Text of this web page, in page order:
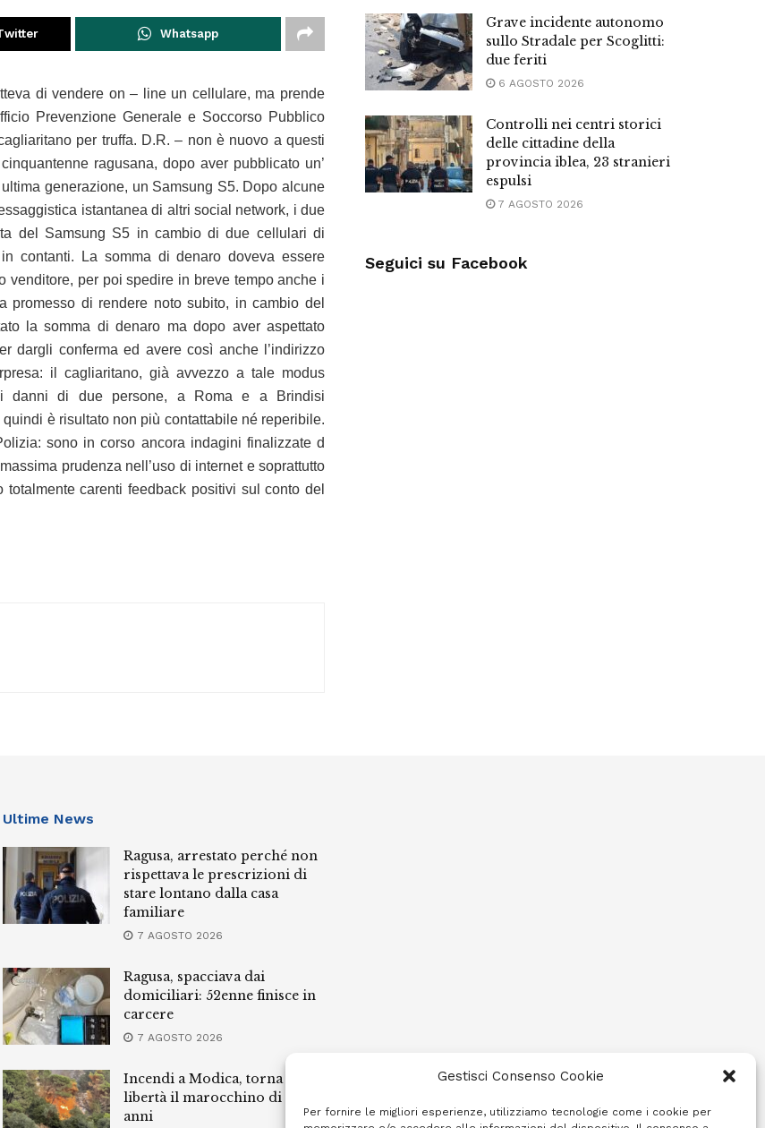
Gestisci Consenso Cookie
Per fornire le migliori esperienze, utilizziamo tecnologie come i cookie per
Whatsapp
di vendere on – line un cellulare, ma prende
Prevenzione Generale e Soccorso Pubblico
per truffa. D.R. – non è nuovo a questi
ragusana, dopo aver pubblicato un’
generazione, un Samsung S5. Dopo alcune
istantanea di altri social network, i due
del Samsung S5 in cambio di due cellulari di
contanti. La somma di denaro doveva essere
venditore, per poi spedire in breve tempo anche i
di rendere noto subito, in cambio del
la somma di denaro ma dopo aver aspettato
dargli conferma ed avere così anche l’indirizzo
il cagliaritano, già avvezzo a tale modus
danni di due persone, a Roma e a Brindisi
è risultato non più contattabile né reperibile.
sono in corso ancora indagini finalizzate d
prudenza nell’uso di internet e soprattutto
carenti feedback positivi sul conto del
Grave incidente autonomo
sullo Stradale per Scoglitti:
due feriti
6 AGOSTO 2026
Controlli nei centri storici
delle cittadine della
provincia iblea, 23 stranieri
espulsi
7 AGOSTO 2026
Seguici su Facebook
Ultime News
Ragusa, arrestato perché non
rispettava le prescrizioni di
stare lontano dalla casa
familiare
7 AGOSTO 2026
Ragusa, spacciava dai
domiciliari: 52enne finisce in
carcere
7 AGOSTO 2026
Incendi a Modica, torna in
libertà il marocchino di 23
anni